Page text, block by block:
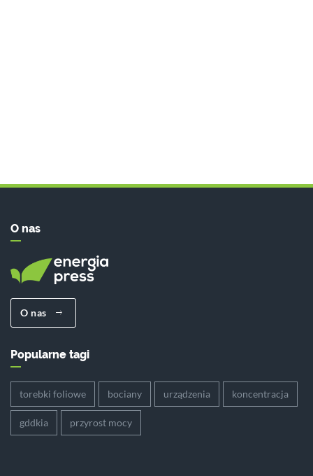
O nas
O nas
Popularne tagi
torebki foliowe bociany urządzenia koncentracja
gddkia przyrost mocy